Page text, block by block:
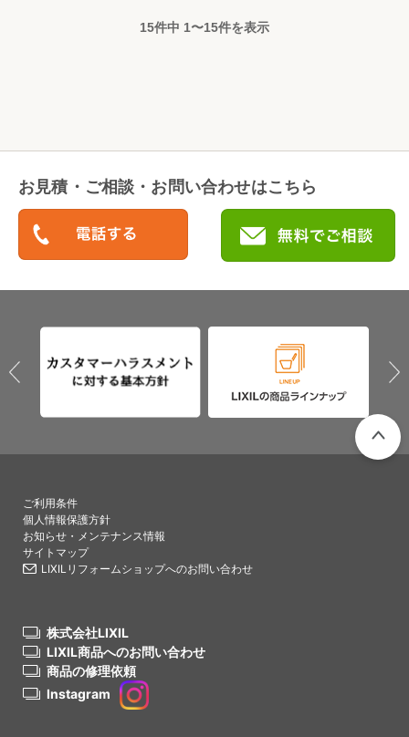
15件中 1〜15件を表示
お見積・ご相談・お問い合わせはこちら
ご利用条件
個人情報保護方針
お知らせ・メンテナンス情報
サイトマップ
LIXILリフォームショップへのお問い合わせ
株式会社LIXIL
LIXIL商品へのお問い合わせ
商品の修理依頼
Instagram